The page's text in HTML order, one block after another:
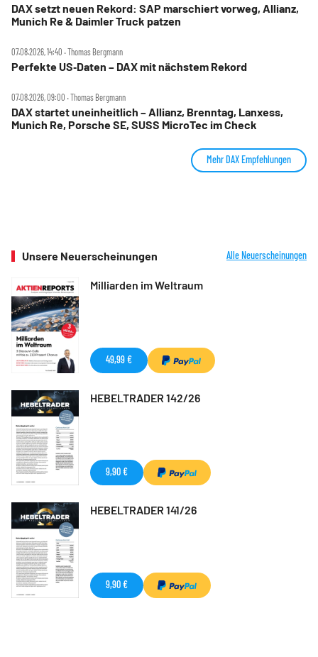
DAX setzt neuen Rekord: SAP marschiert vorweg, Allianz,
Munich Re & Daimler Truck patzen
07.08.2026, 14:40 ‧ Thomas Bergmann
Perfekte US‑Daten – DAX mit nächstem Rekord
07.08.2026, 09:00 ‧ Thomas Bergmann
DAX startet uneinheitlich – Allianz, Brenntag, Lanxess,
Munich Re, Porsche SE, SUSS MicroTec im Check
Mehr DAX Empfehlungen
Unsere Neuerscheinungen Alle Neuerscheinungen
Milliarden im Weltraum
49,99 €
HEBELTRADER 142/26
9,90 €
HEBELTRADER 141/26
9,90 €